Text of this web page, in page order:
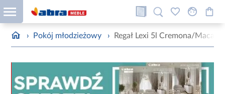
› Pokój młodzieżowy › Regał Lexi 5l Cremona/